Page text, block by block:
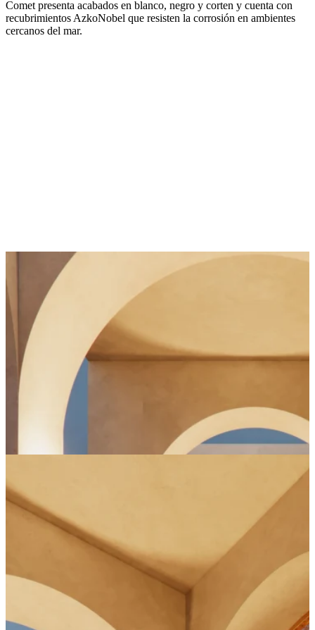
Comet presenta acabados en blanco, negro y corten y cuenta con
recubrimientos AzkoNobel que resisten la corrosión en ambientes
cercanos del mar.